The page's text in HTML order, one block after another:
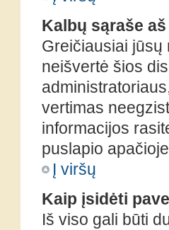
Kalbų sąraše
Greičiausiai jūsų
neišvertė šios
vertimas
informacijos
puslapio
Į viršų
Kaip įsidėti
Iš viso gali būti